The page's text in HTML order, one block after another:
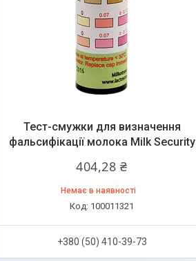
Тест-смужки для визначення
фальсифікації молока Milk Security
404,28 ₴
Немає в наявності
100011321
+380 (50) 410-39-73